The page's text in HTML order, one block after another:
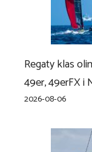
Regaty klas
49er, 49erFX i
2026-08-06